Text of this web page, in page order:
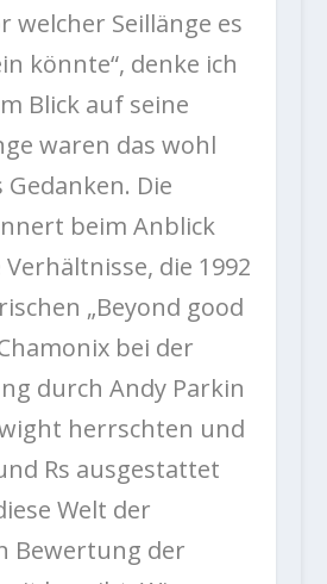
welcher Seillänge es
könnte“, denke ich
Blick auf seine
waren das wohl
Gedanken. Die
beim Anblick
die 1992
„Beyond good
bei der
durch Andy Parkin
herrschten und
Rs ausgestattet
Welt der
Bewertung der